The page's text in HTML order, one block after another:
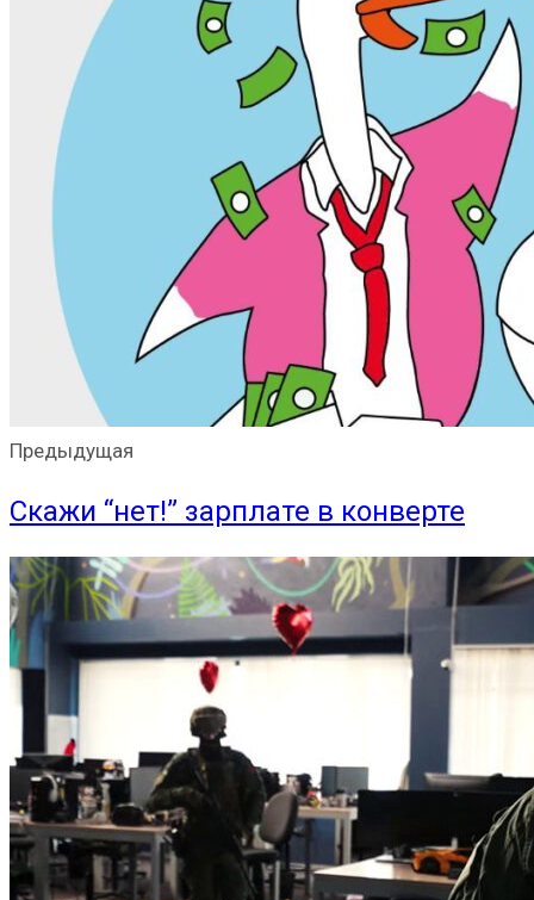
Предыдущая
Скажи “нет!” зарплате в конверте